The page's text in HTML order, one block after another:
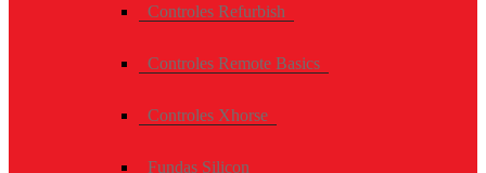
Controles Refurbish
Controles Remote Basics
Controles Xhorse
Fundas Silicon